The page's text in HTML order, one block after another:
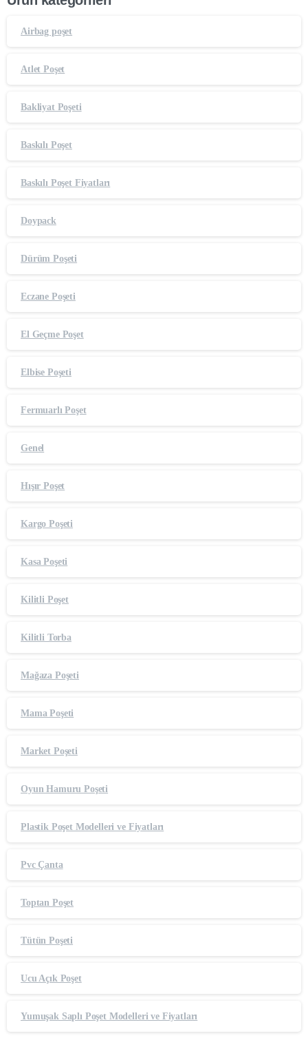
Airbag poşet
Atlet Poşet
Bakliyat Poşeti
Baskılı Poşet
Baskılı Poşet Fiyatları
Doypack
Dürüm Poşeti
Eczane Poşeti
El Geçme Poşet
Elbise Poşeti
Fermuarlı Poşet
Genel
Hışır Poşet
Kargo Poşeti
Kasa Poşeti
Kilitli Poşet
Kilitli Torba
Mağaza Poşeti
Mama Poşeti
Market Poşeti
Oyun Hamuru Poşeti
Plastik Poşet Modelleri ve Fiyatları
Pvc Çanta
Toptan Poşet
Tütün Poşeti
Ucu Açık Poşet
Yumuşak Saplı Poşet Modelleri ve Fiyatları